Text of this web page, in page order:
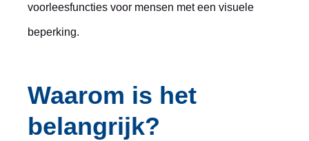
voorleesfuncties voor mensen met een visuele
beperking.
Waarom is het
belangrijk?